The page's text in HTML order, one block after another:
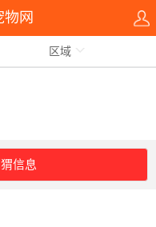
网
区域
信息